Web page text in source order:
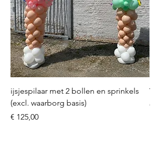
ijsjespilaar met 2 bollen en sprinkels
(excl. waarborg basis)
Prijs
€ 125,00
Prijs
€